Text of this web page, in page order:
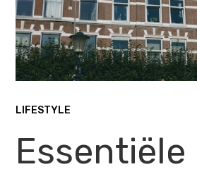
LIFESTYLE
Essentiële